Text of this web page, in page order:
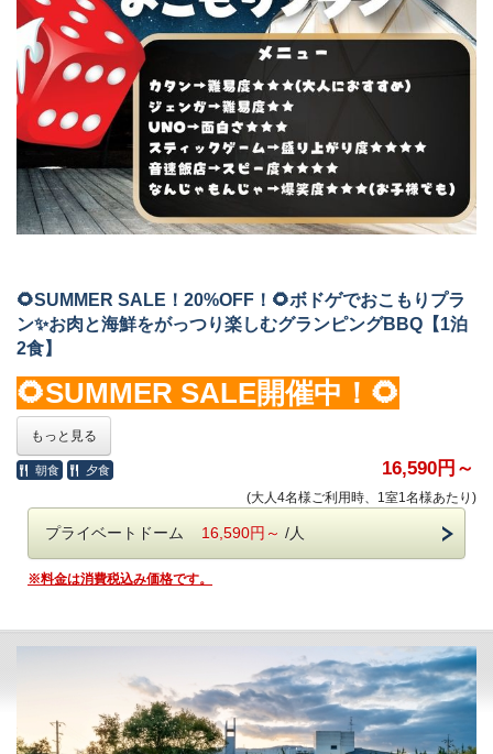
お車でお越しの方
東海環状自動車道「養老IC」より車で約20分
東名阪自動車道「弥富IC」より車で約15分
東名阪自動車道「桑名東IC」より車で約20分
電車でお越しの方
養老鉄道石津駅よりバスで約10分
◆設備◆
エアコン、ベッド、冷蔵庫、電子レンジ、電気ケトル、トースタ
ー、ハンガーラック、鏡、コップ
※テレビはございません。
◆アメニティ◆
フェイスタオル、バスタオル、シャンプー、リンス、ボディソー
プ、ハンドソープ、歯ブラシ、髭剃り、スリッパ、くしがござい
ます。
※大人用・子供用浴衣、子供用はチェックイン時、各サイズをお
◆アクセス◆
〒503-0628 岐阜県海津市海津町福江560-1
※チェックイン場所はこちらになります
お車でお越しの方
東海環状自動車道「養老IC」より車で約20分
東名阪自動車道「弥富IC」より車で約15分
東名阪自動車道「桑名東IC」より車で約20分
電車でお越しの方
養老鉄道石津駅よりバスで約10分
🌻SUMMER SALE！20%OFF！🌻ボドゲでおこもりプラ
ン✨お肉と海鮮をがっつり楽しむグランピングBBQ【1泊
2食】
🌻SUMMER SALE開催中！🌻
※大人料金のみ対象です
※お支払いはWEBでの事前決済のみとなっております。
なお、お振込みでのお支払いもご案内可能でございますので、
ご希望の場合は公式LINE @glampark にてご連絡ください。
ボードゲームでおこもりプラン✨
無料貸出！
●フロントで借りたいボードゲームをおっしゃってください。
(貸出状況によって希望のゲームをお貸しできない場合もございま
すのでご了承ください。)
●ボードゲームは大切に扱い、遊んだあとはフロントに戻していた
だくようお願いいたします。
もっと見る
朝食 夕食 16,590円～
(大人4名様ご利用時、1室1名様あたり)
プライベートドーム 16,590円～ /人
※料金は消費税込み価格です。